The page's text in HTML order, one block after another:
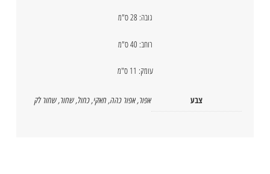
גובה: 28 ס"מ
רוחב: 40 ס"מ
עומק: 11 ס"מ
צבע אפור,אפור כהה,חאקי,כחול,שחור,שחור לק